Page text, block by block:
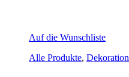
Auf die Wunschliste
Alle Produkte, Dekoration